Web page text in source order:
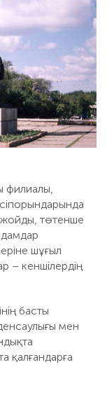
филиалы,
жойды, төтенше
шұғыл
– кеншілердің
басты
мен
қалғандарға